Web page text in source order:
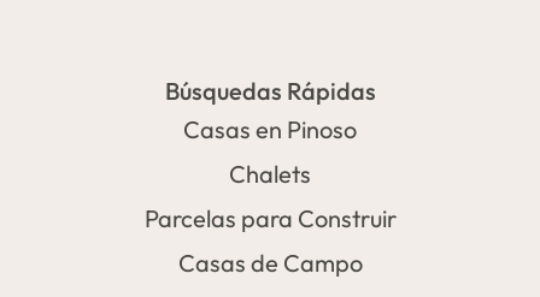
Búsquedas Rápidas
Casas en Pinoso
Chalets
Parcelas para Construir
Casas de Campo